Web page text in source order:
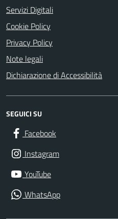
Servizi Digitali
Cookie Policy
Privacy Policy
Note legali
Dichiarazione di Accessibilità
SEGUICI SU
Facebook
Instagram
YouTube
WhatsApp